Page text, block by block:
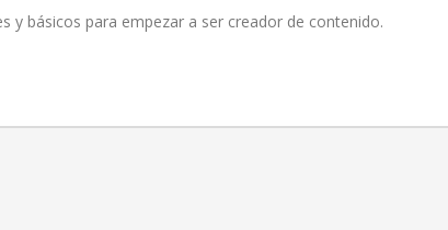
y básicos para empezar a ser creador de contenido.